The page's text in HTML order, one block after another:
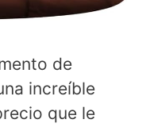
de
increíble
que le